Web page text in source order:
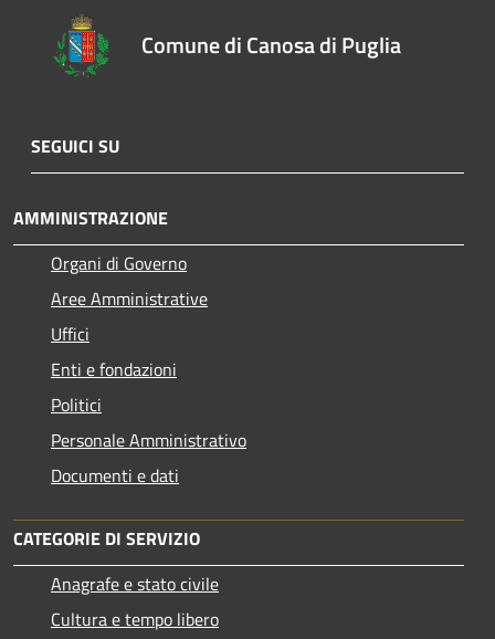
Comune di Canosa di Puglia
SEGUICI SU
AMMINISTRAZIONE
Organi di Governo
Aree Amministrative
Uffici
Enti e fondazioni
Politici
Personale Amministrativo
Documenti e dati
CATEGORIE DI SERVIZIO
Anagrafe e stato civile
Cultura e tempo libero